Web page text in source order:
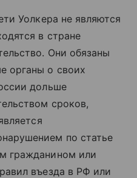
Уолкера не являются
в стране
Они обязаны
органы о своих
дольше
сроков,
по статье
гражданином или
въезда в РФ или